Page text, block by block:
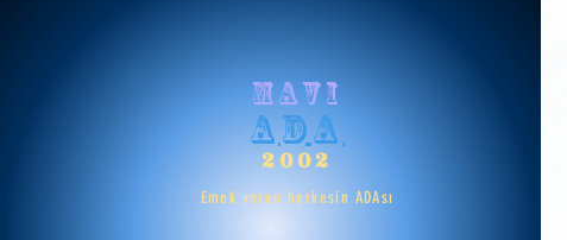
mavi
ADA
2002
Emek veren herkesin ADAsı